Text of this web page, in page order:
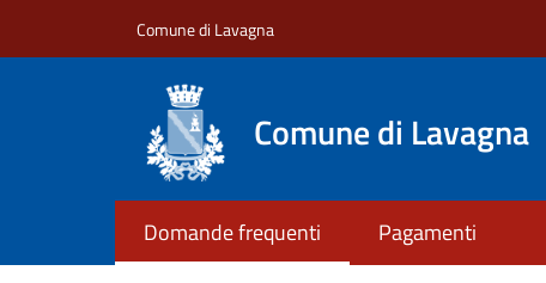
Comune di Lavagna
Comune di Lavagna
Domande frequenti Pagamenti